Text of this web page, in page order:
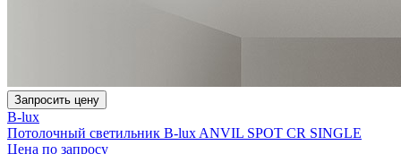
Запросить цену
B-lux
Потолочный светильник B-lux ANVIL SPOT CR SINGLE
Цена по запросу